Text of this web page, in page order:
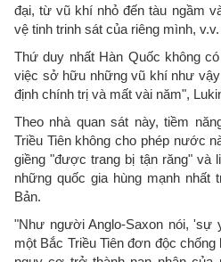
đại, từ vũ khí nhỏ đến tàu ngầm
vệ tinh trinh sát của riêng mình, v.v.
Thứ duy nhất Hàn Quốc không
việc sở hữu những vũ khí như
định chính trị và mất vài năm",
Theo nhà quan sát này, tiềm
Triều Tiên không cho phép nước
giềng "được trang bị tận răng" và
những quốc gia hùng mạnh nhất
Bản.
"Như người Anglo-Saxon nói, 'sự
một Bắc Triều Tiên đơn độc